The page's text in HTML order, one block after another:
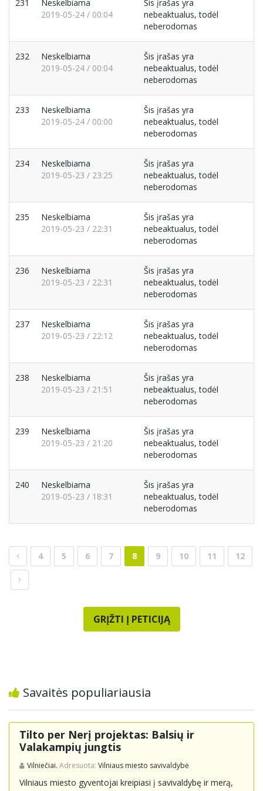
231
Neskelbiama
2019-05-24 / 00:04
Šis įrašas yra
nebeaktualus, todėl
neberodomas
232
Neskelbiama
2019-05-24 / 00:04
Šis įrašas yra
nebeaktualus, todėl
neberodomas
233
Neskelbiama
2019-05-24 / 00:00
Šis įrašas yra
nebeaktualus, todėl
neberodomas
234
Neskelbiama
2019-05-23 / 23:25
Šis įrašas yra
nebeaktualus, todėl
neberodomas
235
Neskelbiama
2019-05-23 / 22:31
Šis įrašas yra
nebeaktualus, todėl
neberodomas
236
Neskelbiama
2019-05-23 / 22:31
Šis įrašas yra
nebeaktualus, todėl
neberodomas
237
Neskelbiama
2019-05-23 / 22:12
Šis įrašas yra
nebeaktualus, todėl
neberodomas
238
Neskelbiama
2019-05-23 / 21:51
Šis įrašas yra
nebeaktualus, todėl
neberodomas
239
Neskelbiama
2019-05-23 / 21:20
Šis įrašas yra
nebeaktualus, todėl
neberodomas
240
Neskelbiama
2019-05-23 / 18:31
Šis įrašas yra
nebeaktualus, todėl
neberodomas
4 5 6 7 8 9 10 11 12
GRĮŽTI Į PETICIJĄ
Savaitės populiariausia
Tilto per Nerį projektas: Balsių ir
Valakampių jungtis
Vilniečiai. Adresuota: Vilniaus miesto savivaldybė
Vilniaus miesto gyventojai kreipiasi į savivaldybę ir merą,